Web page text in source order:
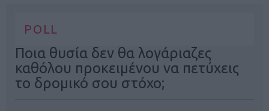
POLL
Ποια θυσία δεν θα λογάριαζες
καθόλου προκειμένου να πετύχεις
το δρομικό σου στόχο;